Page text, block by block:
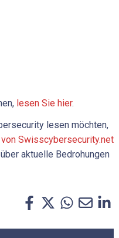
lesen Sie hier.
lesen möchten,
Swisscybersecurity.net
aktuelle Bedrohungen